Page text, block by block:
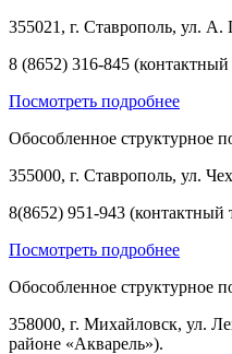
355021, г. Ставрополь, ул. А.
8 (8652) 316-845
Посмотреть подробнее
Обособленное структурное
355000, г. Ставрополь, ул.
8(8652) 951-943 (контактный
Посмотреть подробнее
Обособленное структурное
358000, г. Михайловск, ул.
районе «Акварель»).